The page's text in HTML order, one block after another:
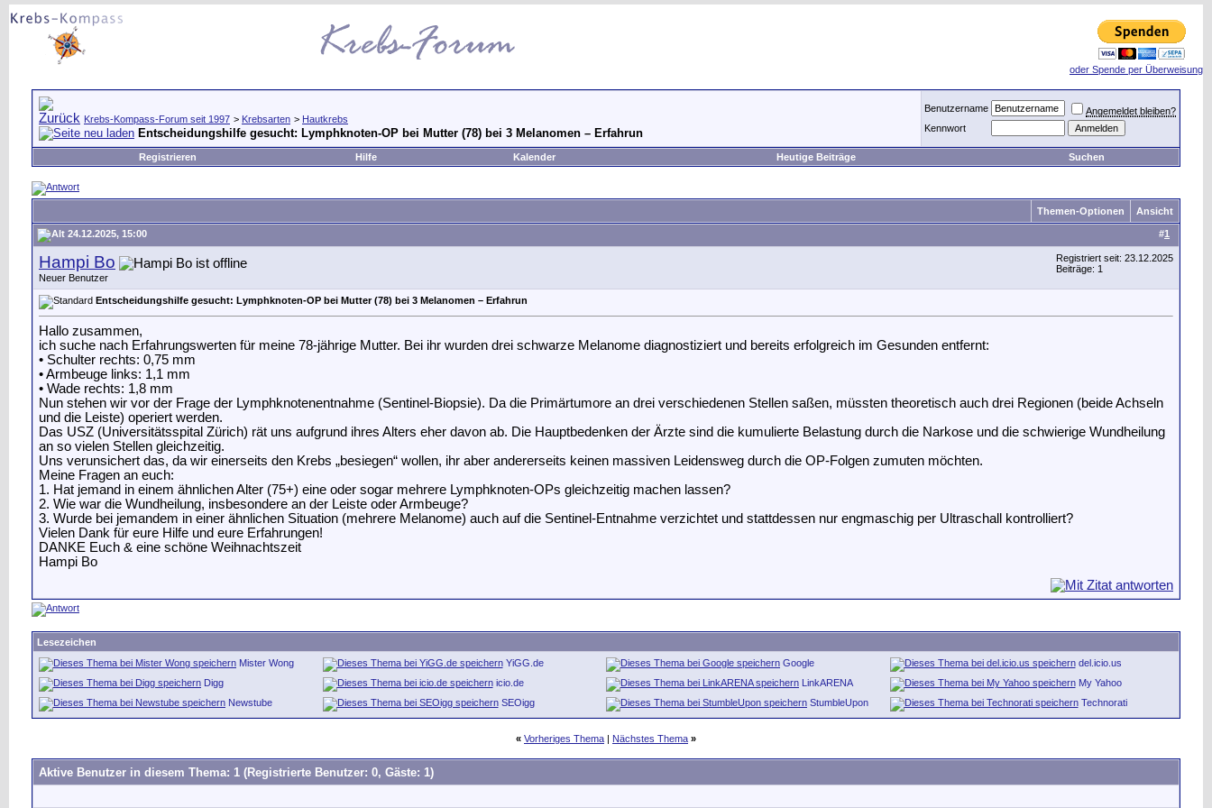
oder Spende per Überweisung
Krebs-Kompass-Forum seit 1997 > Krebsarten > Hautkrebs
Entscheidungshilfe gesucht: Lymphknoten-OP bei Mutter (78) bei 3 Melanomen – Erfahrun
Benutzername
Angemeldet bleiben?
Kennwort
Registrieren Hilfe Kalender Heutige Beiträge Suchen
Themen-Optionen Ansicht
#1
24.12.2025, 15:00
Hampi Bo
Neuer Benutzer
Registriert seit: 23.12.2025
Beiträge: 1
Entscheidungshilfe gesucht: Lymphknoten-OP bei Mutter (78) bei 3 Melanomen – Erfahrun
Hallo zusammen,
ich suche nach Erfahrungswerten für meine 78-jährige Mutter. Bei ihr wurden drei schwarze Melanome diagnostiziert und bereits erfolgreich im Gesunden entfernt:
• Schulter rechts: 0,75 mm
• Armbeuge links: 1,1 mm
• Wade rechts: 1,8 mm
Nun stehen wir vor der Frage der Lymphknotenentnahme (Sentinel-Biopsie). Da die Primärtumore an drei verschiedenen Stellen saßen, müssten theoretisch auch drei Regionen (beide Achseln
und die Leiste) operiert werden.
Das USZ (Universitätsspital Zürich) rät uns aufgrund ihres Alters eher davon ab. Die Hauptbedenken der Ärzte sind die kumulierte Belastung durch die Narkose und die schwierige Wundheilung
an so vielen Stellen gleichzeitig.
Uns verunsichert das, da wir einerseits den Krebs „besiegen“ wollen, ihr aber andererseits keinen massiven Leidensweg durch die OP-Folgen zumuten möchten.
Meine Fragen an euch:
1. Hat jemand in einem ähnlichen Alter (75+) eine oder sogar mehrere Lymphknoten-OPs gleichzeitig machen lassen?
2. Wie war die Wundheilung, insbesondere an der Leiste oder Armbeuge?
3. Wurde bei jemandem in einer ähnlichen Situation (mehrere Melanome) auch auf die Sentinel-Entnahme verzichtet und stattdessen nur engmaschig per Ultraschall kontrolliert?
Vielen Dank für eure Hilfe und eure Erfahrungen!
DANKE Euch & eine schöne Weihnachtszeit
Hampi Bo
Lesezeichen
Mister Wong
YiGG.de Google
del.icio.us
Digg
icio.de LinkARENA
My Yahoo
Newstube
SEOigg StumbleUpon Technorati
« Vorheriges Thema | Nächstes Thema »
Aktive Benutzer in diesem Thema: 1 (Registrierte Benutzer: 0, Gäste: 1)